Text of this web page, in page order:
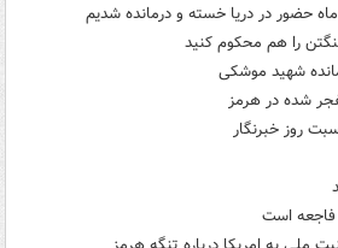
را هم محکوم کنید
شهید موشکی
شده در هرمز
روز خبرنگار
فاجعه است